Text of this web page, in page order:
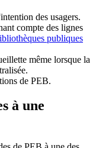
des usagers.
compte des lignes
publiques
même lorsque la
de PEB.
à une